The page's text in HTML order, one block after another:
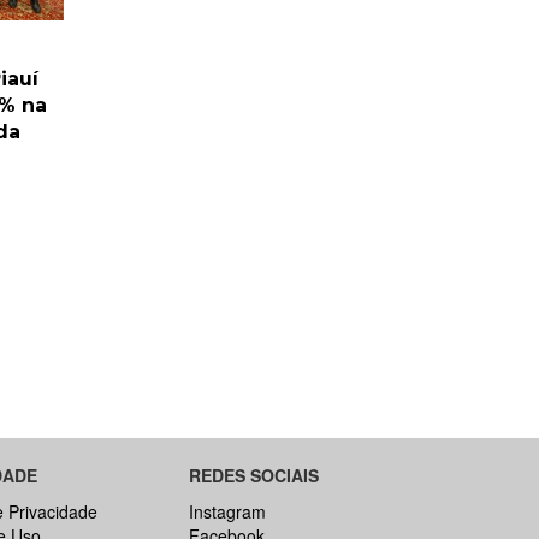
na
Privacidade
REDES SOCIAIS
Instagram